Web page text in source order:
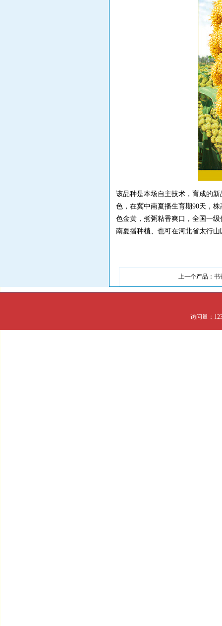
该品种是本场自主技术，育成的
色，在冀中南夏播生育期90天，
色金黄，煮粥粘香爽口，全国一
南夏播种植、也可在河北省太行
上一个产品： 书
访问量：